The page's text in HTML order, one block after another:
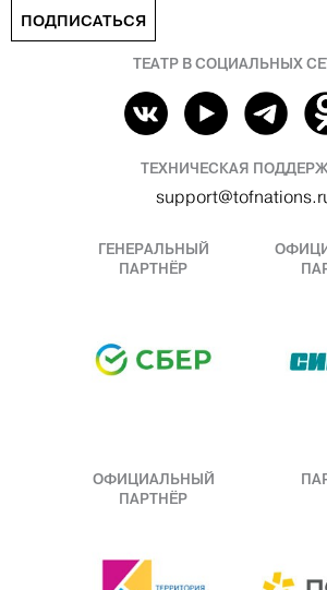
ПОДПИСАТЬСЯ
ТЕАТР В СОЦИАЛЬНЫХ
ТЕХНИЧЕСКАЯ
ГЕНЕРАЛЬНЫЙ
ПАРТНЁР
ОФИЦИАЛЬНЫЙ
ПАРТНЁР